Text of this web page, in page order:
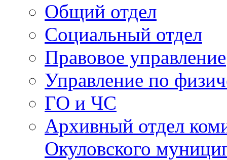
Общий отдел
Социальный отдел
Правовое управление
Управление по
ГО и ЧС
Архивный отдел
Окуловского